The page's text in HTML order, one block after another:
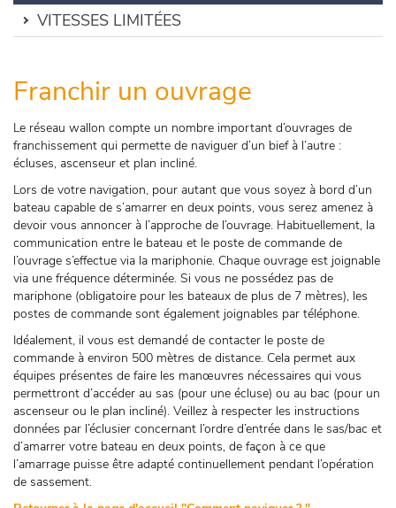
VITESSES LIMITÉES
Franchir un ouvrage
Le réseau wallon compte un nombre important d’ouvrages de
franchissement qui permette de naviguer d’un bief à l’autre :
écluses, ascenseur et plan incliné.
Lors de votre navigation, pour autant que vous soyez à bord d’un
bateau capable de s’amarrer en deux points, vous serez amenez à
devoir vous annoncer à l’approche de l’ouvrage. Habituellement, la
communication entre le bateau et le poste de commande de
l’ouvrage s’effectue via la mariphonie. Chaque ouvrage est joignable
via une fréquence déterminée. Si vous ne possédez pas de
mariphone (obligatoire pour les bateaux de plus de 7 mètres), les
postes de commande sont également joignables par téléphone.
Idéalement, il vous est demandé de contacter le poste de
commande à environ 500 mètres de distance. Cela permet aux
équipes présentes de faire les manœuvres nécessaires qui vous
permettront d’accéder au sas (pour une écluse) ou au bac (pour un
ascenseur ou le plan incliné). Veillez à respecter les instructions
données par l’éclusier concernant l’ordre d’entrée dans le sas/bac et
d’amarrer votre bateau en deux points, de façon à ce que
l’amarrage puisse être adapté continuellement pendant l’opération
de sassement.